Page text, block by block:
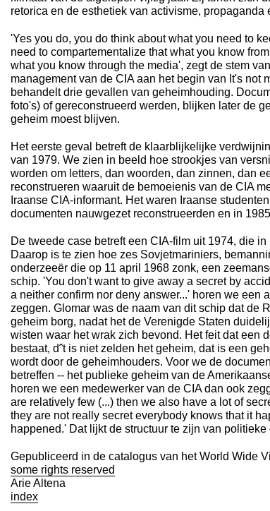
retorica en de esthetiek van activisme,
'Yes you do, you do think about what you need to
need to compartementalize that what you know
what you know through the media', zegt de stem
management van de CIA aan het begin van It's not
behandelt drie gevallen van geheimhouding.
foto's) of gereconstrueerd werden, blijken later de
geheim moest blijven.
Het eerste geval betreft de klaarblijkelijke
van 1979. We zien in beeld hoe strookjes van
worden om letters, dan woorden, dan zinnen, dan
reconstrueren waaruit de bemoeienis van de CIA
Iraanse CIA-informant. Het waren Iraanse
documenten nauwgezet reconstrueerden en in
De tweede case betreft een CIA-film uit 1974, die
Daarop is te zien hoe zes Sovjetmariniers,
onderzeeër die op 11 april 1968 zonk, een
schip. 'You don't want to give away a secret by
a neither confirm nor deny answer...' horen we een
zeggen. Glomar was de naam van dit schip dat de
geheim borg, nadat het de Verenigde Staten
wisten waar het wrak zich bevond. Het feit dat een
bestaat, dˆt is niet zelden het geheim, dat is een
wordt door de geheimhouders. Voor we de
betreffen -- het publieke geheim van de
horen we een medewerker van de CIA dan ook
are relatively few (...) then we also have a lot of
they are not really secret everybody knows that it
happened.' Dat lijkt de structuur te zijn van politieke
Gepubliceerd in de catalogus van het World Wide
some rights reserved
Arie Altena
index